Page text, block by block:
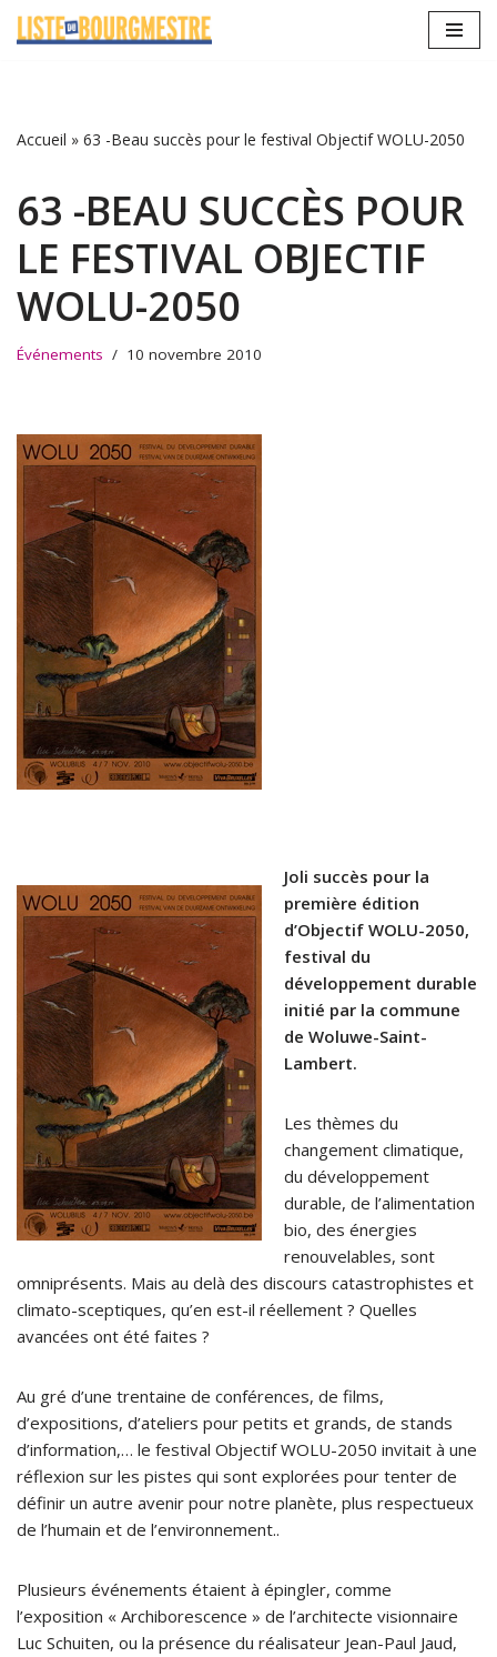
Accueil » 63 -Beau succès pour le festival Objectif WOLU-2050
63 -BEAU SUCCÈS POUR
LE FESTIVAL OBJECTIF
WOLU-2050
Événements 10 novembre 2010
Joli succès pour la
première édition
d’Objectif WOLU-2050,
festival du
développement durable
initié par la commune
de Woluwe-Saint-
Lambert.
Les thèmes du
changement climatique,
du développement
durable, de l’alimentation
bio, des énergies
renouvelables, sont
omniprésents. Mais au delà des discours catastrophistes et
climato-sceptiques, qu’en est-il réellement ? Quelles
avancées ont été faites ?
Au gré d’une trentaine de conférences, de films,
d’expositions, d’ateliers pour petits et grands, de stands
d’information,… le festival Objectif WOLU-2050 invitait à une
réflexion sur les pistes qui sont explorées pour tenter de
définir un autre avenir pour notre planète, plus respectueux
de l’humain et de l’environnement..
Plusieurs événements étaient à épingler, comme
l’exposition « Archiborescence » de l’architecte visionnaire
Luc Schuiten, ou la présence du réalisateur Jean-Paul Jaud,